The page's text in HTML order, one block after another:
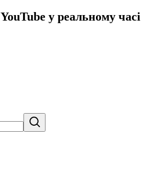
YouTube у реальному часі